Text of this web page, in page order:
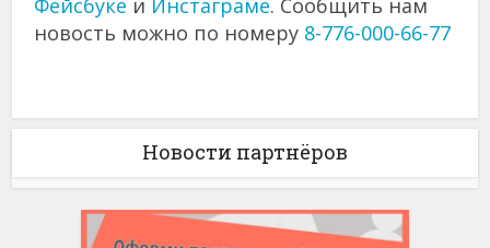
Фейсбуке и Инстаграме. Сообщить нам
новость можно по номеру 8-776-000-66-77
Новости партнёров